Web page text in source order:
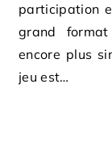
participation
grand
encore plus
jeu est…